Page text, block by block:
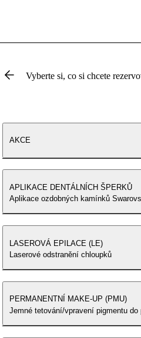
Vyberte si, co si chcete
AKCE
APLIKACE DENTÁLNÍCH ŠPERKŮ
Aplikace ozdobných kamínků
LASEROVÁ EPILACE (LE)
Laserové odstranění chloupků
PERMANENTNÍ MAKE-UP (PMU)
Jemné tetování/vpravení pigmentu do